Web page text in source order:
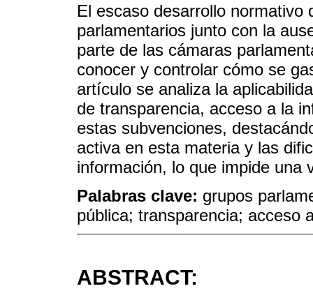
El escaso desarrollo normativo
parlamentarios junto con la
parte de las cámaras
conocer y controlar cómo se
artículo se analiza la
de transparencia, acceso a la
estas subvenciones,
activa en esta materia y las
información, lo que impide una
Palabras clave: grupos
pública; transparencia; acceso
ABSTRACT: